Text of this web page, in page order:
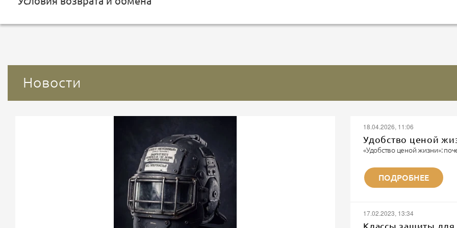
Новости
18.04.2026, 11:06
Удобство ценой
«Удобство ценой жизни»:
Записки военного
«Я видел многое. Но каждый
не забывается. Потому что
ПОДРОБНЕЕ
17.02.2023, 13:34
Классы защиты для